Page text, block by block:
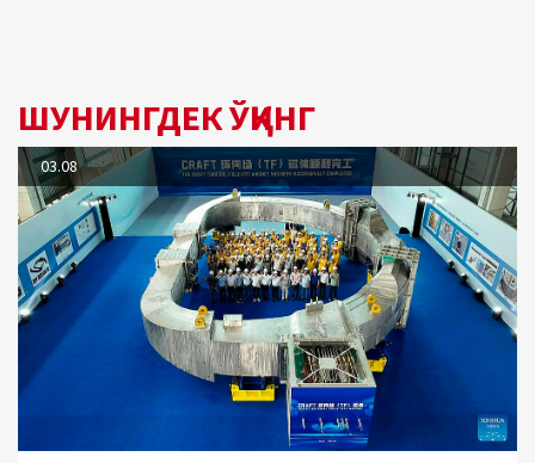
ШУНИНГДЕК ЎҚИНГ
03.08